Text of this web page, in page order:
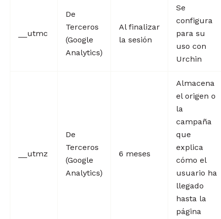
__utmc
De
Terceros
(Google
Analytics)
Al finalizar
la sesión
Se
configura
para su
uso con
Urchin
__utmz
De
Terceros
(Google
Analytics)
6 meses
Almacena
el origen o
la
campaña
que
explica
cómo el
usuario ha
llegado
hasta la
página